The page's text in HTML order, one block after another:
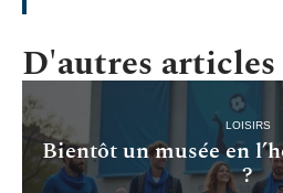
D'autres
LOISIRS
Bientôt un musée en
?